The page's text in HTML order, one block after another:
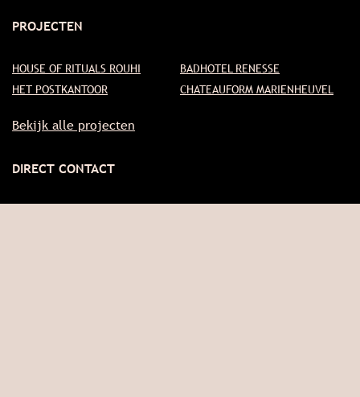
PROJECTEN
HOUSE OF RITUALS ROUHI
BADHOTEL RENESSE
HET POSTKANTOOR
CHATEAUFORM MARIENHEUVEL
Bekijk alle projecten
DIRECT CONTACT